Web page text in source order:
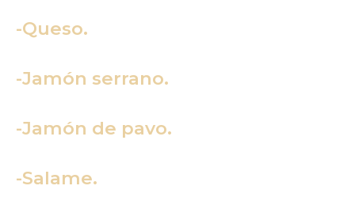
-Queso.
-Jamón serrano.
-Jamón de pavo.
-Salame.